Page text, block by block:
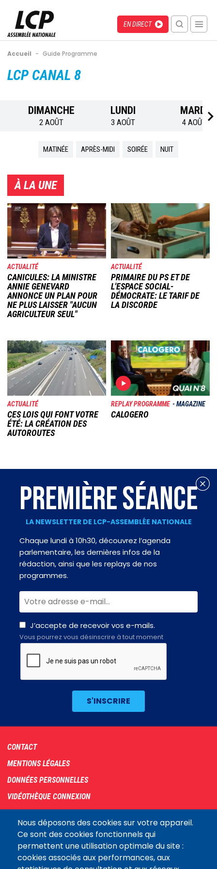
contenu
principal
Menu
recherche
mobile
Direct
EN DIRECT
Fil
Accueil - Guide Programme
Back
LCP CANAL 8
DIMANCHE
2 AOÛT
LUNDI
3 AOÛT
MARDI
4 AOÛT
MATINÉE APRÈS-MIDI SOIRÉE NUIT
À LA UNE
Image
ACTUALITÉ
CANICULES: LA MINISTRE
ANNIE GENEVARD
ANNONCE UN PLAN POUR
NE PLUS LAISSER "AUCUN
AGRICULTEUR SEUL"
Image
ACTUALITÉ
PRIMAIRE DU PS ET DE
L'ESPACE SOCIAL-
DÉMOCRATE: LE TARIF DE
LA DISCORDE
Image
ACTUALITÉ
CES LOIS QUI FONT VOTRE
ÉTÉ: LA CRÉATION DES
AUTOROUTES
Image
REPLAY PROGRAMME MAGAZINE
CALOGERO
Nous déposons des cookies sur votre appareil.
Ce sont des cookies fonctionnels qui
permettent une utilisation optimale du site :
cookies associés aux performances, aux
PREMIÈRE SÉANCE
LA NEWSLETTER DE LCP-ASSEMBLÉE NATIONALE
Chaque lundi à 10h30, découvrez l’agenda
parlementaire, les dernières infos de la
rédaction, ainsi que les replays de nos
programmes.
J’accepte de recevoir vos e-mails.
Vous pourrez vous désinscrire à tout moment
Footer
menu
CONTACT
MENTIONS LÉGALES
DONNÉES PERSONNELLES
VIDÉOTHÈQUE CONNEXION
ARCHIVES
COOKIES
Assemblée